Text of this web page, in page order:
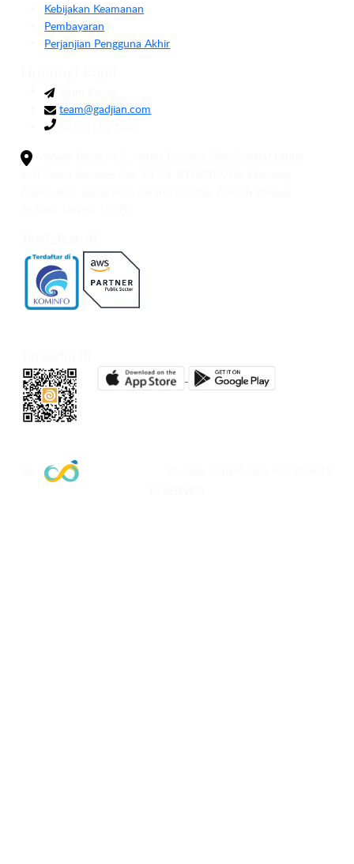
Kebijakan Keamanan
Pembayaran
Perjanjian Pengguna Akhir
team@gadjian.com